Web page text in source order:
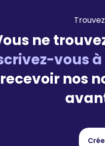
ne
vous
recevoir nos